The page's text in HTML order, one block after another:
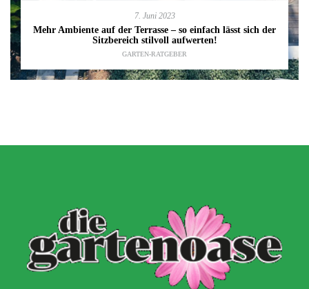
7. Juni 2023
Mehr Ambiente auf der Terrasse – so einfach lässt sich der
Sitzbereich stilvoll aufwerten!
GARTEN-RATGEBER